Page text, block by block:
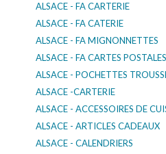
ALSACE - FA CARTERIE
ALSACE - FA CATERIE
ALSACE - FA MIGNONNETTES
ALSACE - FA CARTES POSTALES
ALSACE - POCHETTES
ALSACE -CARTERIE
ALSACE - ACCESSOIRES DE
ALSACE - ARTICLES CADEAUX
ALSACE - CALENDRIERS